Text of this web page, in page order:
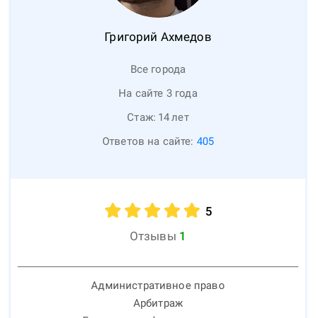
Григорий Ахмедов
Все города
На сайте 3 года
Стаж: 14лет
Ответов на сайте: 405
5
Отзывы 1
Административное право
Арбитраж